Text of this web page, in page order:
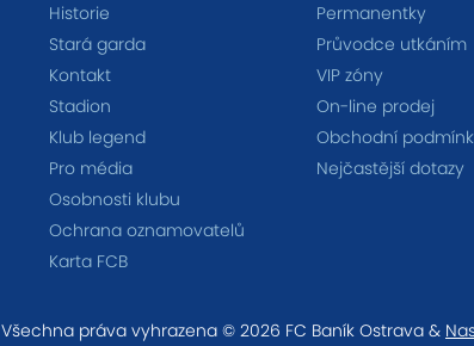
Historie
Stará garda
Kontakt
Stadion
Klub legend
Pro média
Osobnosti klubu
Ochrana oznamovatelů
Karta FCB
Permanentky
Průvodce utkáním
VIP zóny
On-line prodej
Obchodní
Nejčastější dotazy
Všechna práva vyhrazena © 2026 FC Baník Ostrava &